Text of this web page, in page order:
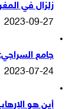
زلزال في
2023-09-27
جامع
2023-07-24
أين هو